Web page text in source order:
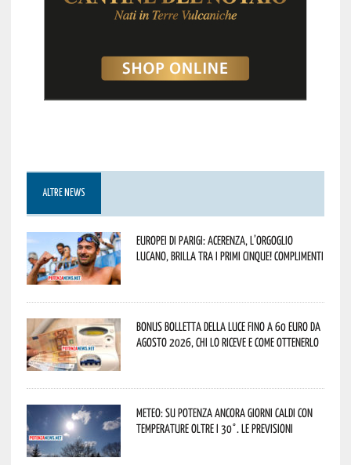
ALTRE NEWS
Europei di Parigi: Acerenza, l’orgoglio
lucano, brilla tra i primi cinque! Complimenti
Bonus bolletta della luce fino a 60 euro da
agosto 2026, chi lo riceve e come ottenerlo
Meteo: su Potenza ancora giorni caldi con
temperature oltre i 30°. Le previsioni